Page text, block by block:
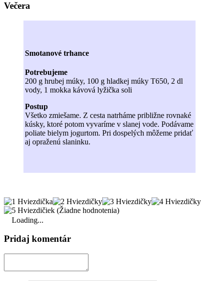
Večera
Smotanové trhance
Potrebujeme
200 g hrubej múky, 100 g hladkej múky T650, 2 dl
vody, 1 mokka kávová lyžička soli
Postup
Všetko zmiešame. Z cesta natrháme približne rovnaké
kúsky, ktoré potom vyvaríme v slanej vode. Podávame
poliate bielym jogurtom. Pri dospelých môžeme pridať
aj opraženú slaninku.
(Žiadne hodnotenia)
Loading...
Pridaj komentár